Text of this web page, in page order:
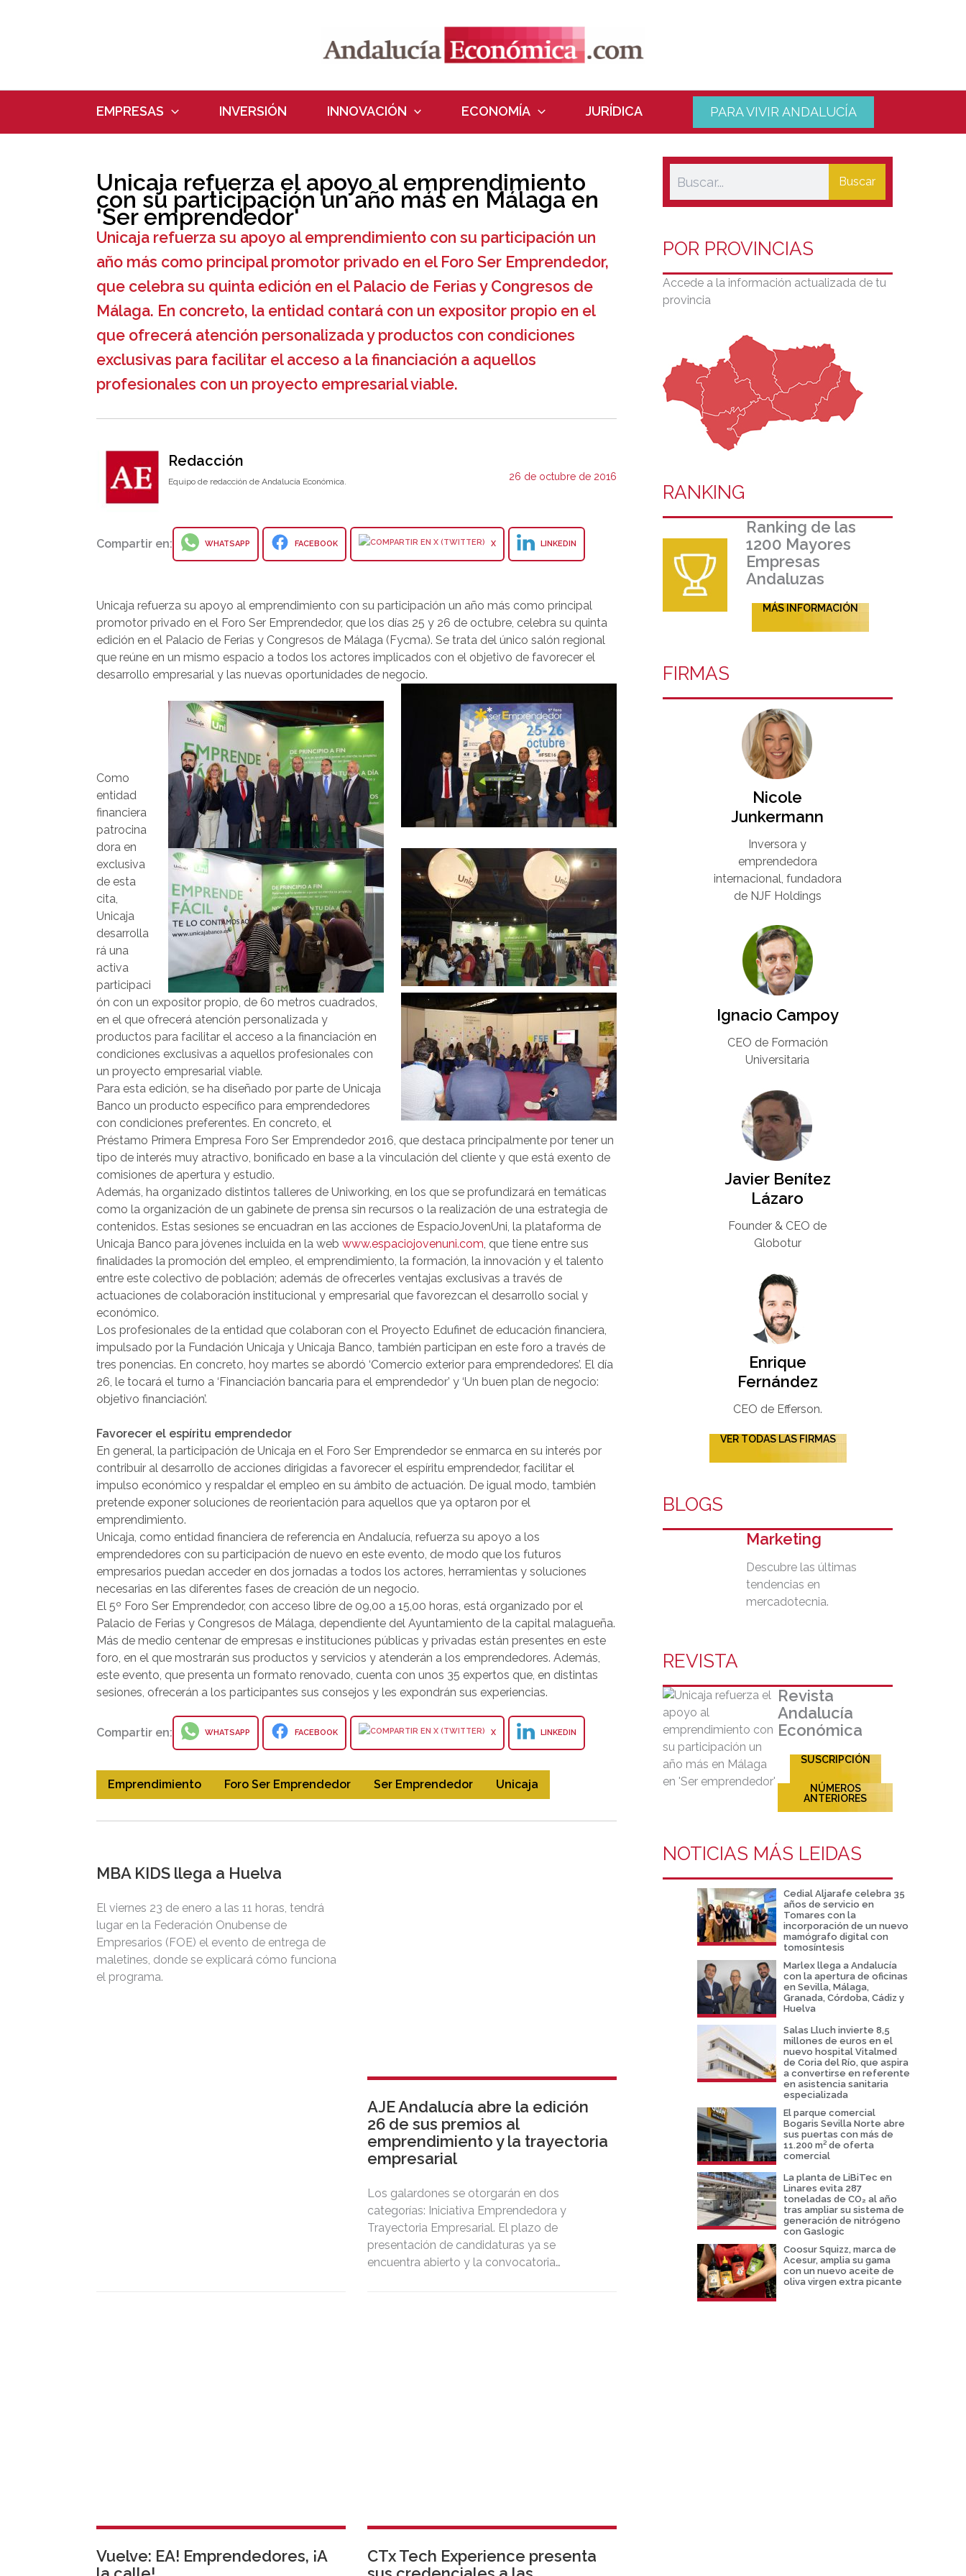
EMPRESAS INVERSIÓN INNOVACIÓN ECONOMÍA JURÍDICA PARA VIVIR ANDALUCÍA
Unicaja refuerza el apoyo al emprendimiento
con su participación un año más en Málaga en
'Ser emprendedor'
Unicaja refuerza su apoyo al emprendimiento con su participación un
año más como principal promotor privado en el Foro Ser Emprendedor,
que celebra su quinta edición en el Palacio de Ferias y Congresos de
Málaga. En concreto, la entidad contará con un expositor propio en el
que ofrecerá atención personalizada y productos con condiciones
exclusivas para facilitar el acceso a la financiación a aquellos
profesionales con un proyecto empresarial viable.
Redacción
Equipo de redacción de Andalucía Económica. 26 de octubre de 2016
Compartir en: WHATSAPP FACEBOOK X LINKEDIN
Unicaja refuerza su apoyo al emprendimiento con su participación un año más como principal
promotor privado en el Foro Ser Emprendedor, que los días 25 y 26 de octubre, celebra su quinta
edición en el Palacio de Ferias y Congresos de Málaga (Fycma). Se trata del único salón regional
que reúne en un mismo espacio a todos los actores implicados con el objetivo de favorecer el
desarrollo empresarial y las nuevas oportunidades de negocio.
Como
entidad
financiera
patrocina
dora en
exclusiva
de esta
cita,
Unicaja
desarrolla
rá una
activa
participaci
ón con un expositor propio, de 60 metros cuadrados,
en el que ofrecerá atención personalizada y
productos para facilitar el acceso a la financiación en
condiciones exclusivas a aquellos profesionales con
un proyecto empresarial viable.
Para esta edición, se ha diseñado por parte de Unicaja
Banco un producto específico para emprendedores
con condiciones preferentes. En concreto, el
Préstamo Primera Empresa Foro Ser Emprendedor 2016, que destaca principalmente por tener un
tipo de interés muy atractivo, bonificado en base a la vinculación del cliente y que está exento de
comisiones de apertura y estudio.
Además, ha organizado distintos talleres de Uniworking, en los que se profundizará en temáticas
como la organización de un gabinete de prensa sin recursos o la realización de una estrategia de
contenidos. Estas sesiones se encuadran en las acciones de EspacioJovenUni, la plataforma de
Unicaja Banco para jóvenes incluida en la web www.espaciojovenuni.com, que tiene entre sus
finalidades la promoción del empleo, el emprendimiento, la formación, la innovación y el talento
entre este colectivo de población; además de ofrecerles ventajas exclusivas a través de
actuaciones de colaboración institucional y empresarial que favorezcan el desarrollo social y
económico.
Los profesionales de la entidad que colaboran con el Proyecto Edufinet de educación financiera,
impulsado por la Fundación Unicaja y Unicaja Banco, también participan en este foro a través de
tres ponencias. En concreto, hoy martes se abordó ‘Comercio exterior para emprendedores’. El día
26, le tocará el turno a ‘Financiación bancaria para el emprendedor’ y ‘Un buen plan de negocio:
objetivo financiación’.
Favorecer el espíritu emprendedor
En general, la participación de Unicaja en el Foro Ser Emprendedor se enmarca en su interés por
contribuir al desarrollo de acciones dirigidas a favorecer el espíritu emprendedor, facilitar el
impulso económico y respaldar el empleo en su ámbito de actuación. De igual modo, también
pretende exponer soluciones de reorientación para aquellos que ya optaron por el
emprendimiento.
Unicaja, como entidad financiera de referencia en Andalucía, refuerza su apoyo a los
emprendedores con su participación de nuevo en este evento, de modo que los futuros
empresarios puedan acceder en dos jornadas a todos los actores, herramientas y soluciones
necesarias en las diferentes fases de creación de un negocio.
El 5º Foro Ser Emprendedor, con acceso libre de 09,00 a 15,00 horas, está organizado por el
Palacio de Ferias y Congresos de Málaga, dependiente del Ayuntamiento de la capital malagueña.
Más de medio centenar de empresas e instituciones públicas y privadas están presentes en este
foro, en el que mostrarán sus productos y servicios y atenderán a los emprendedores. Además,
este evento, que presenta un formato renovado, cuenta con unos 35 expertos que, en distintas
sesiones, ofrecerán a los participantes sus consejos y les expondrán sus experiencias.
Compartir en: WHATSAPP FACEBOOK X LINKEDIN
Emprendimiento Foro Ser Emprendedor Ser Emprendedor Unicaja
MBA KIDS llega a Huelva
El viernes 23 de enero a las 11 horas, tendrá
lugar en la Federación Onubense de
Empresarios (FOE) el evento de entrega de
maletines, donde se explicará cómo funciona
el programa.
AJE Andalucía abre la edición
26 de sus premios al
emprendimiento y la trayectoria
empresarial
Los galardones se otorgarán en dos
categorías: Iniciativa Emprendedora y
Trayectoria Empresarial. El plazo de
presentación de candidaturas ya se
encuentra abierto y la convocatoria
Vuelve: EA! Emprendedores, ¡A
CTx Tech Experience presenta
Buscar
POR PROVINCIAS
Accede a la información actualizada de tu
provincia
RANKING
Ranking de las
1200 Mayores
Empresas
Andaluzas
MÁS INFORMACIÓN
FIRMAS
Nicole
Junkermann​
Inversora y
emprendedora
internacional, fundadora
de NJF Holdings
Ignacio Campoy​
CEO de Formación
Universitaria​
Javier Benítez
Lázaro
Founder & CEO de
Globotur​
Enrique
Fernández
CEO de Efferson.
VER TODAS LAS FIRMAS
BLOGS
Marketing
Descubre las últimas
tendencias en
mercadotecnia.
REVISTA
Revista
Andalucía
Económica
SUSCRIPCIÓN
NÚMEROS
ANTERIORES
NOTICIAS MÁS LEIDAS
Cedial Aljarafe celebra 35
años de servicio en
Tomares con la
incorporación de un nuevo
mamógrafo digital con
tomosíntesis
Marlex llega a Andalucía
con la apertura de oficinas
en Sevilla, Málaga,
Granada, Córdoba, Cádiz y
Huelva
Salas Lluch invierte 8,5
millones de euros en el
nuevo hospital Vitalmed
de Coria del Río, que aspira
a convertirse en referente
en asistencia sanitaria
especializada
El parque comercial
Bogaris Sevilla Norte abre
sus puertas con más de
11.200 m² de oferta
comercial
La planta de LiBiTec en
Linares evita 287
toneladas de CO₂ al año
tras ampliar su sistema de
generación de nitrógeno
con Gaslogic
Coosur Squizz, marca de
Acesur, amplia su gama
con un nuevo aceite de
oliva virgen extra picante